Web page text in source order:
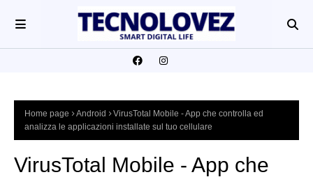
Home page Android
VirusTotal Mobile - App che controlla ed
analizza le applicazioni installate sul tuo cellulare
VirusTotal Mobile - App che